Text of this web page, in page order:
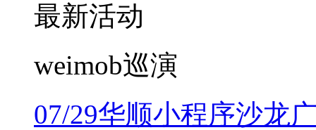
最新活动
weimob巡演
07/29华顺小程序沙龙